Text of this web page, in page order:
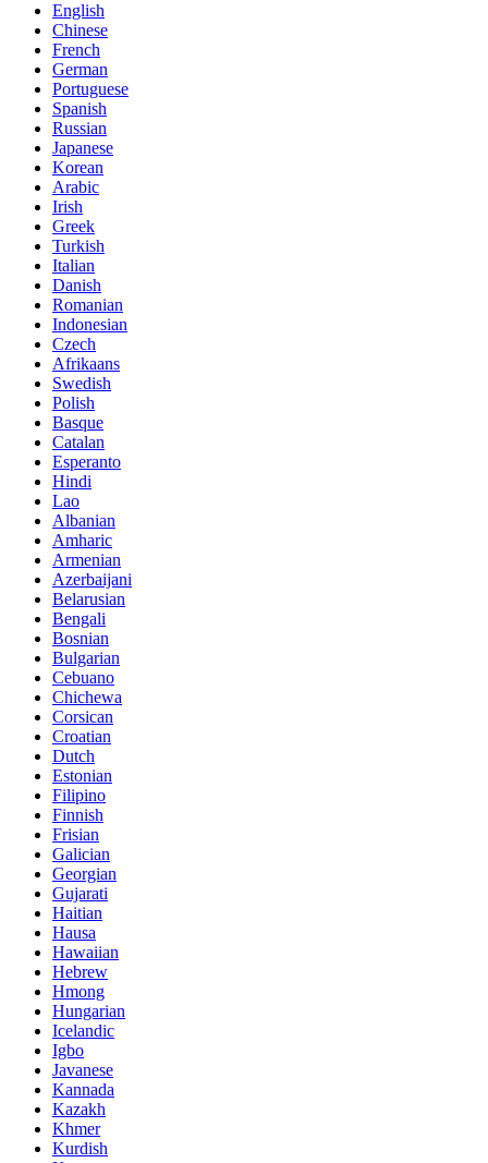
English
Chinese
French
German
Portuguese
Spanish
Russian
Japanese
Korean
Arabic
Irish
Greek
Turkish
Italian
Danish
Romanian
Indonesian
Czech
Afrikaans
Swedish
Polish
Basque
Catalan
Esperanto
Hindi
Lao
Albanian
Amharic
Armenian
Azerbaijani
Belarusian
Bengali
Bosnian
Bulgarian
Cebuano
Chichewa
Corsican
Croatian
Dutch
Estonian
Filipino
Finnish
Frisian
Galician
Georgian
Gujarati
Haitian
Hausa
Hawaiian
Hebrew
Hmong
Hungarian
Icelandic
Igbo
Javanese
Kannada
Kazakh
Khmer
Kurdish